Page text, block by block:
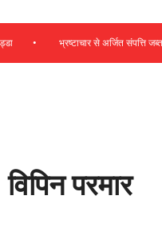
• भ्रष्टाचार से अर्जित संपत्ति जब्त कर
परमार